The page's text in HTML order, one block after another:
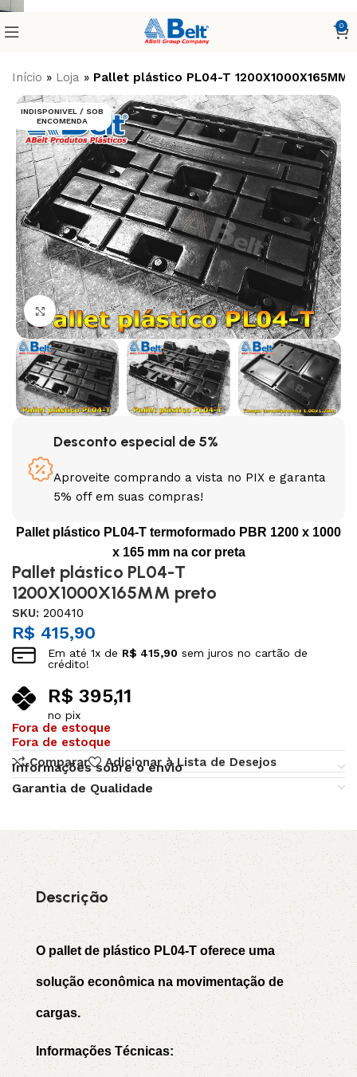
0
Início » Loja » Pallet plástico PL04-T 1200X1000X165MM
INDISPONIVEL / SOB
ENCOMENDA
Clique para ampliar
Desconto especial de 5%
Aproveite comprando a vista no PIX e garanta
5% off em suas compras!
Pallet plástico PL04-T termoformado PBR 1200 x 1000
x 165 mm na cor preta
Pallet plástico PL04-T
1200X1000X165MM preto
SKU:200410
R$ 415,90
Em até1x de R$ 415,90 sem juros no cartão de
crédito!
R$ 395,11
no pix
Fora de estoque
Fora de estoque
Comparar
Adicionar à Lista de Desejos
Informações sobre o envio
Garantia de Qualidade
Descrição
O pallet de plástico PL04-T oferece uma
solução econômica na movimentação de
cargas.
Informações Técnicas: